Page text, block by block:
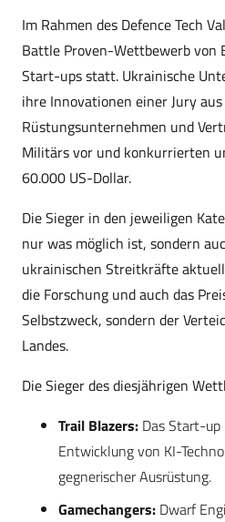
Im Rahmen des Defence Tech
Battle Proven-Wettbewerb von
Start-ups statt. Ukrainische
ihre Innovationen einer Jury
Rüstungsunternehmen und
Militärs vor und konkurrierten
60.000 US-Dollar.
Die Sieger in den jeweiligen
nur was möglich ist, sondern
ukrainischen Streitkräfte
die Forschung und auch das
Selbstzweck, sondern der
Landes.
Die Sieger des diesjährigen
Trail Blazers: Das Start-
Entwicklung von KI-
gegnerischer Ausrüstung.
Gamechangers: Dwarf